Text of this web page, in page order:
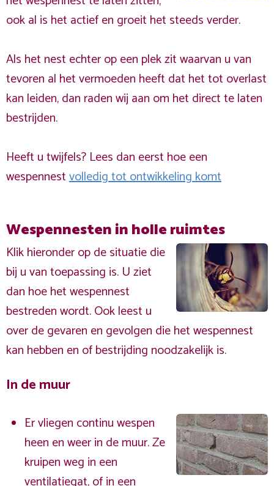
ook al is het actief en groeit het steeds verder.
Als het nest echter op een plek zit waarvan u van
tevoren al het vermoeden heeft dat het tot overlast
kan leiden, dan raden wij aan om het direct te laten
bestrijden.
Heeft u twijfels? Lees dan eerst hoe een
wespennestvolledig tot ontwikkeling komt
Wespennesten in holle ruimtes
Klik hieronder op de situatie die
bij u van toepassing is. U ziet
dan hoe het wespennest
bestreden wordt. Ook leest u
over de gevaren en gevolgen die het wespennest
kan hebben en of bestrijding noodzakelijk is.
In de muur
Er vliegen continu wespen
heen en weer in de muur. Ze
kruipen weg in een